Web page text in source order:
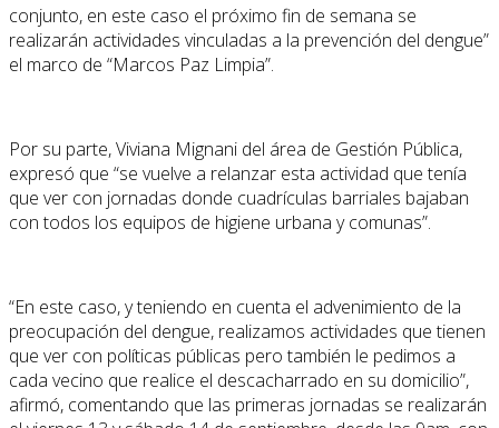
conjunto, en este caso el próximo fin de semana se
realizarán actividades vinculadas a la prevención del dengue”
el marco de “Marcos Paz Limpia”.
Por su parte, Viviana Mignani del área de Gestión Pública,
expresó que “se vuelve a relanzar esta actividad que tenía
que ver con jornadas donde cuadrículas barriales bajaban
con todos los equipos de higiene urbana y comunas”.
“En este caso, y teniendo en cuenta el advenimiento de la
preocupación del dengue, realizamos actividades que tienen
que ver con políticas públicas pero también le pedimos a
cada vecino que realice el descacharrado en su domicilio”,
afirmó, comentando que las primeras jornadas se realizarán